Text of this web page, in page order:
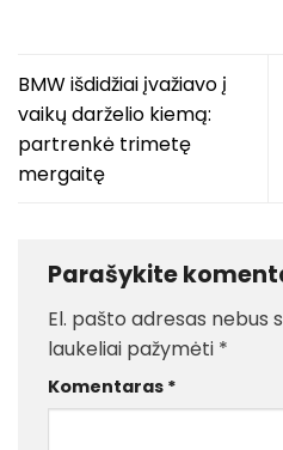
BMW išdidžiai įvažiavo į
vaikų darželio kiemą:
partrenkė trimetę
mergaitę
Parašykite
El. pašto adresas nebus
laukeliai pažymėti *
Komentaras *